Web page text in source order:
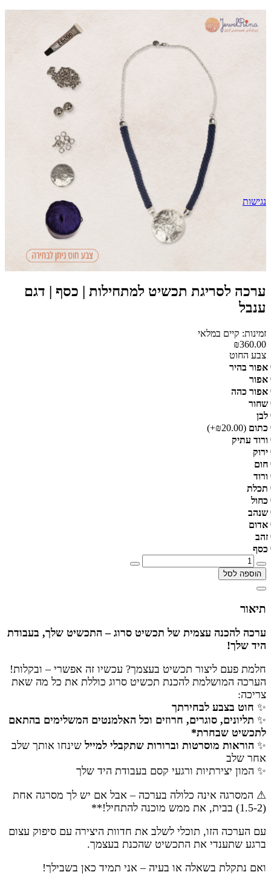
ערכה לסריגת תכשיט למתחילות | כסף | דגם
ענבל
זמינות: קיים במלאי
₪360.00
צבע החוט
אפור בהיר
אפור
אפור כהה
שחור
לבן
כתום (₪20.00+)
ורוד עתיק
ירוק
חום
ורוד
תכלת
כחול
שנהב
אדום
זהב
כסף
הוספה לסל
תיאור
ערכה להכנה עצמית של תכשיט סרוג – התכשיט שלך, בעבודת
היד שלך!
חלמת פעם ליצור תכשיט בעצמך? עכשיו זה אפשרי – ובקלות!
הערכה המושלמת להכנת תכשיט סרוג כוללת את כל מה שאת
צריכה:
✨ חוט בצבע לבחירתך
✨ תליונים, סוגרים, חרוזים וכל האלמנטים המשלימים בהתאם
לתכשיט שבחרת*
✨ הוראות מוסרטות וברורות שתקבלי למייל שינחו אותך שלב
אחר שלב
✨ המון יצירתיות ורגעי קסם בעבודת היד שלך
⚠ המסרגה אינה כלולה בערכה – אבל אם יש לך מסרגה אחת
(1.5-2) בבית, את ממש מוכנה להתחיל
!
**
עם הערכה הזו, תוכלי לשלב את חדוות היצירה עם סיפוק עצום
ברגע שתענדי את התכשיט שהכנת בעצמך.
ואם נתקלת בשאלה או בעיה – אני תמיד כאן בשבילך!
נגישות